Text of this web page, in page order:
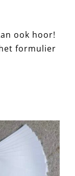
ook hoor!
formulier